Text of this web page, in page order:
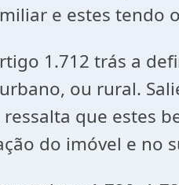
e estes tendo
trás a
ou rural.
que estes
do imóvel e no